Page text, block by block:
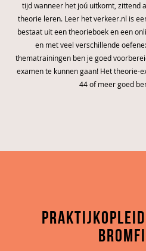
tijd wanneer het joú uitkomt, zittend
theorie leren. Leer het verkeer.nl is
bestaat uit een theorieboek en een
en met veel verschillende
thematrainingen ben je goed
examen te kunnen gaan! Het theorie-
44 of meer goed